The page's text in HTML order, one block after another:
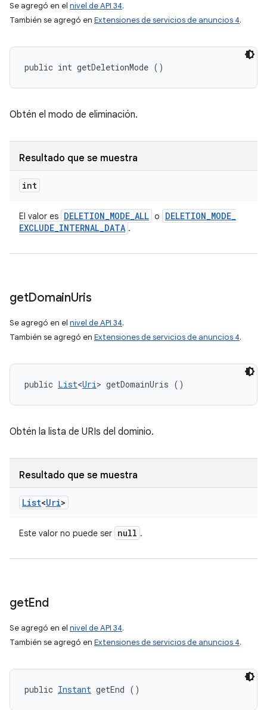
Se agregó en el nivel de API 34.
También se agregó en Extensiones de servicios de anuncios 4.
public int getDeletionMode ()
Obtén el modo de eliminación.
Resultado que se muestra
int
El valor es DELETION_MODE_ALL o DELETION_MODE_
EXCLUDE_INTERNAL_DATA .
getDomainUris
Se agregó en el nivel de API 34.
También se agregó en Extensiones de servicios de anuncios 4.
public List<Uri> getDomainUris ()
Obtén la lista de URIs del dominio.
Resultado que se muestra
List<Uri>
Este valor no puede ser null .
getEnd
Se agregó en el nivel de API 34.
También se agregó en Extensiones de servicios de anuncios 4.
public Instant getEnd ()